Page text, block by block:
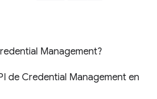
Management?
de Credential Management en